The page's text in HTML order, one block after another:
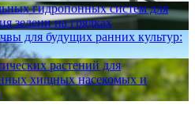
гидропонных систем для
зелени на грядках
для будущих ранних культур:
растений для
хищных насекомых и